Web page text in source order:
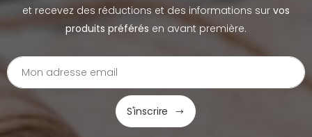
et recevez des réductions et des informations sur vos
produits préférés en avant première.
S'inscrire